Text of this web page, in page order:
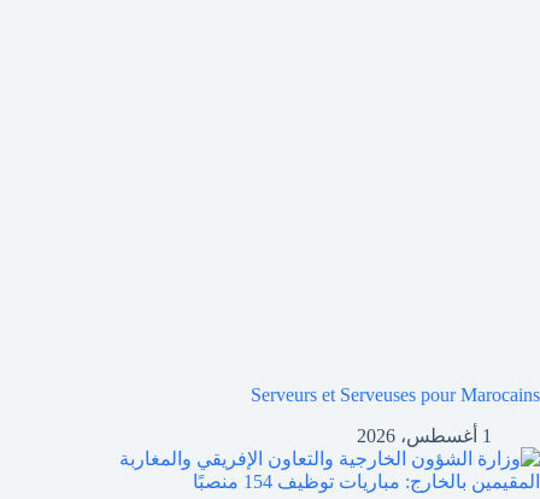
Serveurs et Serveuses pour Marocains
1 أغسطس، 2026